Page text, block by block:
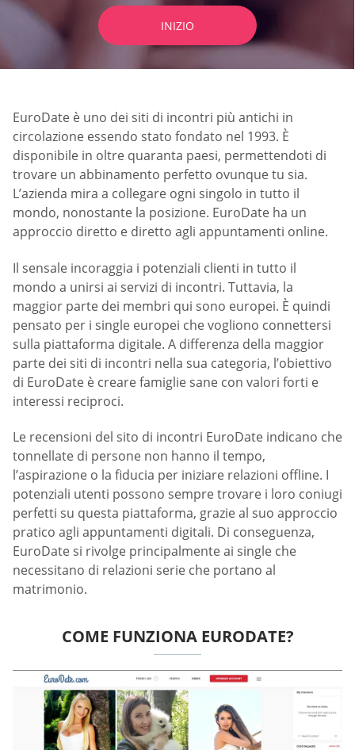
INIZIO
EuroDate è uno dei siti di incontri più antichi in
circolazione essendo stato fondato nel 1993. È
disponibile in oltre quaranta paesi, permettendoti di
trovare un abbinamento perfetto ovunque tu sia.
L’azienda mira a collegare ogni singolo in tutto il
mondo, nonostante la posizione. EuroDate ha un
approccio diretto e diretto agli appuntamenti online.
Il sensale incoraggia i potenziali clienti in tutto il
mondo a unirsi ai servizi di incontri. Tuttavia, la
maggior parte dei membri qui sono europei. È quindi
pensato per i single europei che vogliono connettersi
sulla piattaforma digitale. A differenza della maggior
parte dei siti di incontri nella sua categoria, l’obiettivo
di EuroDate è creare famiglie sane con valori forti e
interessi reciproci.
Le recensioni del sito di incontri EuroDate indicano che
tonnellate di persone non hanno il tempo,
l’aspirazione o la fiducia per iniziare relazioni offline. I
potenziali utenti possono sempre trovare i loro coniugi
perfetti su questa piattaforma, grazie al suo approccio
pratico agli appuntamenti digitali. Di conseguenza,
EuroDate si rivolge principalmente ai single che
necessitano di relazioni serie che portano al
matrimonio.
COME FUNZIONA EURODATE?